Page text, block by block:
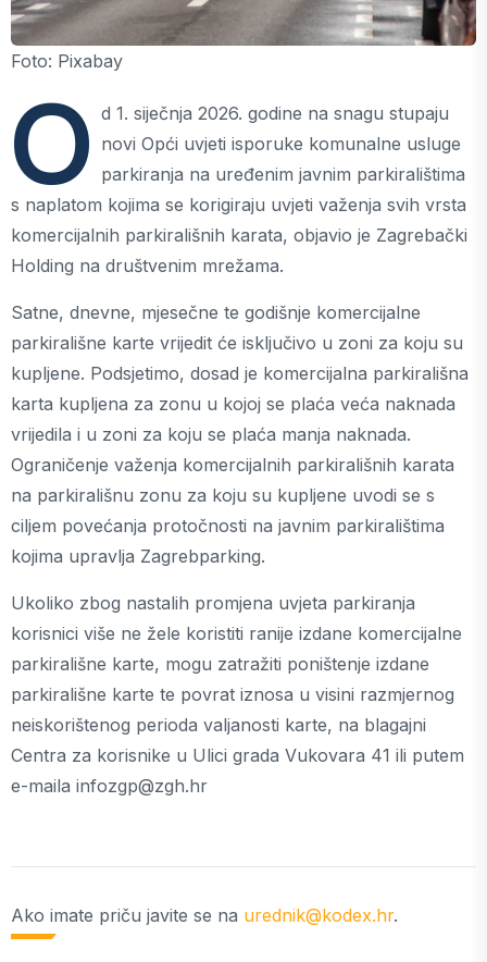
Foto: Pixabay
O d 1. siječnja 2026. godine na snagu stupaju
novi Opći uvjeti isporuke komunalne usluge
parkiranja na uređenim javnim parkiralištima
s naplatom kojima se korigiraju uvjeti važenja svih vrsta
komercijalnih parkirališnih karata, objavio je Zagrebački
Holding na društvenim mrežama.
Satne, dnevne, mjesečne te godišnje komercijalne
parkirališne karte vrijedit će isključivo u zoni za koju su
kupljene. Podsjetimo, dosad je komercijalna parkirališna
karta kupljena za zonu u kojoj se plaća veća naknada
vrijedila i u zoni za koju se plaća manja naknada.
Ograničenje važenja komercijalnih parkirališnih karata
na parkirališnu zonu za koju su kupljene uvodi se s
ciljem povećanja protočnosti na javnim parkiralištima
kojima upravlja Zagrebparking.
Ukoliko zbog nastalih promjena uvjeta parkiranja
korisnici više ne žele koristiti ranije izdane komercijalne
parkirališne karte, mogu zatražiti poništenje izdane
parkirališne karte te povrat iznosa u visini razmjernog
neiskorištenog perioda valjanosti karte, na blagajni
Centra za korisnike u Ulici grada Vukovara 41 ili putem
e-maila infozgp@zgh.hr
Ako imate priču javite se na urednik@kodex.hr.